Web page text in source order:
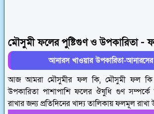
মৌসুমী ফলের পুষ্টিগুণ ও উপকারিতা -
আনারস খাওয়ার উপকারিতা-আনারসের
আজ আমরা মৌসুমীর ফল কি, মৌসুমী ফল কি
উপকারিতা পাশাপাশি ফলের ঔষুধি গুণ সম্পর্কে
রাখার জন্য প্রতিদিনের খাদ্য তালিকায় ফলমূল রাখা